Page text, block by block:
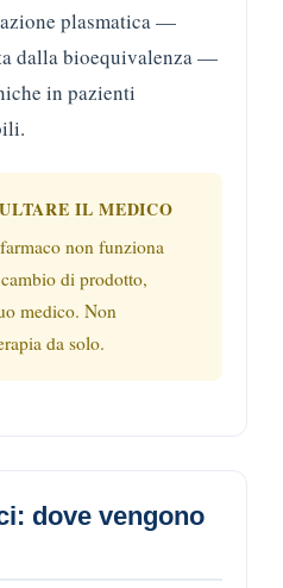
plasmatica —
dalla bioequivalenza —
in pazienti
IL MEDICO
non funziona
di prodotto,
medico. Non
da solo.
dove vengono